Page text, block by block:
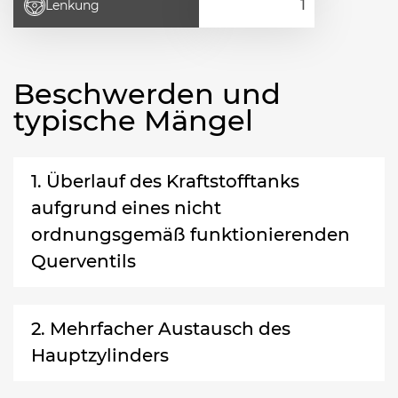
Lenkung
Beschwerden und
typische Mängel
1. Überlauf des Kraftstofftanks
aufgrund eines nicht
ordnungsgemäß funktionierenden
Querventils
2. Mehrfacher Austausch des
Hauptzylinders